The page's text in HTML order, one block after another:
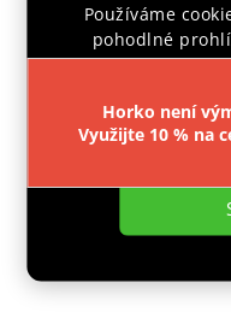
Používáme
pohodlné
provozu webu
Horko není
Využijte 10 % na
TEPLÁKY IPPON JUDO
545 Kč
Detail